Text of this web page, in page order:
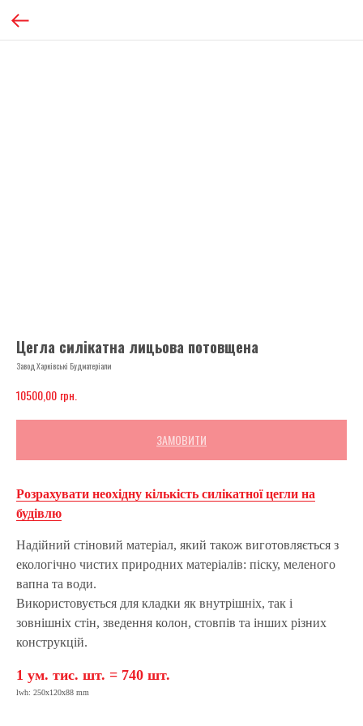
Цегла силікатна лицьова потовщена
Завод Харківські Будматеріали
10500,00 грн.
ЗАМОВИТИ
Розрахувати неохідну кількість силікатної цегли на
будівлю
Надійний стіновий матеріал, який також виготовляється з
екологічно чистих природних матеріалів: піску, меленого
вапна та води.
Використовується для кладки як внутрішніх, так і
зовнішніх стін, зведення колон, стовпів та інших різних
конструкцій.
1 ум. тис. шт. = 740 шт.
lwh: 250x120x88 mm